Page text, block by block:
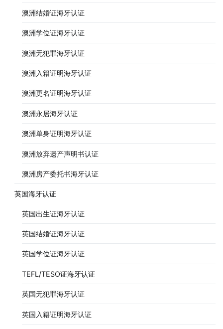
澳洲结婚证海牙认证
澳洲学位证海牙认证
澳洲无犯罪海牙认证
澳洲入籍证明海牙认证
澳洲更名证明海牙认证
澳洲永居海牙认证
澳洲单身证明海牙认证
澳洲放弃遗产声明书认证
澳洲房产委托书海牙认证
英国海牙认证
英国出生证海牙认证
英国结婚证海牙认证
英国学位证海牙认证
TEFL/TESO证海牙认证
英国无犯罪海牙认证
英国入籍证明海牙认证